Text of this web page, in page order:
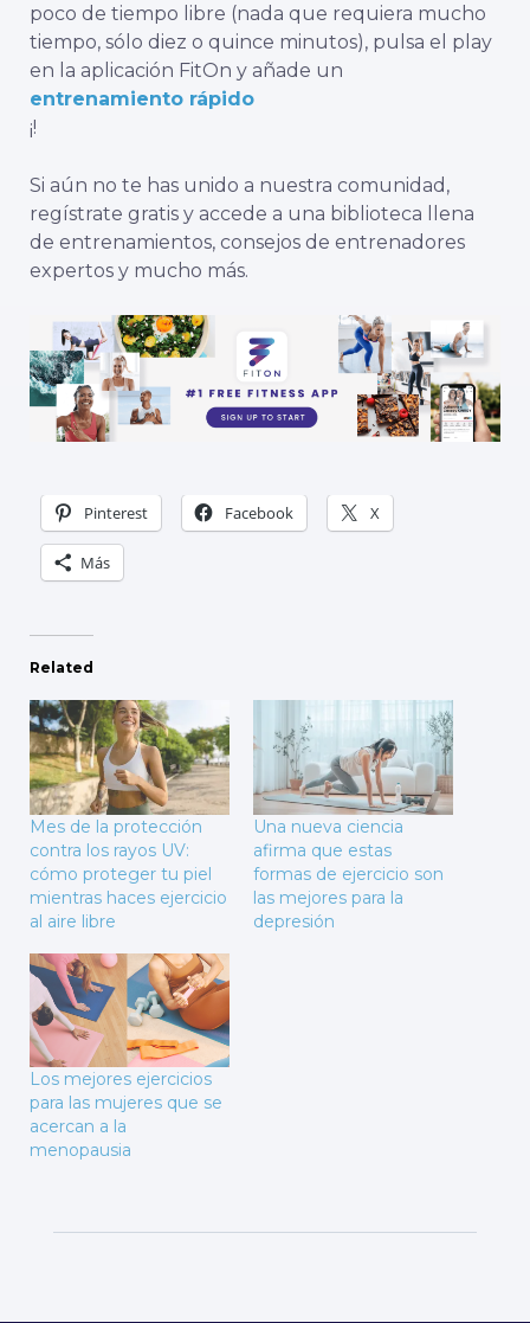
poco de tiempo libre (nada que requiera mucho
tiempo, sólo diez o quince minutos), pulsa el play
en la aplicación FitOn y añade un
entrenamiento rápido
¡!
Si aún no te has unido a nuestra comunidad,
regístrate gratis y accede a una biblioteca llena
de entrenamientos, consejos de entrenadores
expertos y mucho más.
Pinterest Facebook X
Más
Related
Mes de la protección
contra los rayos UV:
cómo proteger tu piel
mientras haces ejercicio
al aire libre
Una nueva ciencia
afirma que estas
formas de ejercicio son
las mejores para la
depresión
Los mejores ejercicios
para las mujeres que se
acercan a la
menopausia